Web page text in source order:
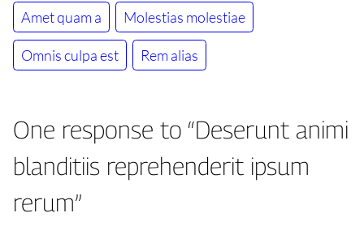
Amet quam a Molestias molestiae
Omnis culpa est Rem alias
One response to “Deserunt animi
blanditiis reprehenderit ipsum
rerum”